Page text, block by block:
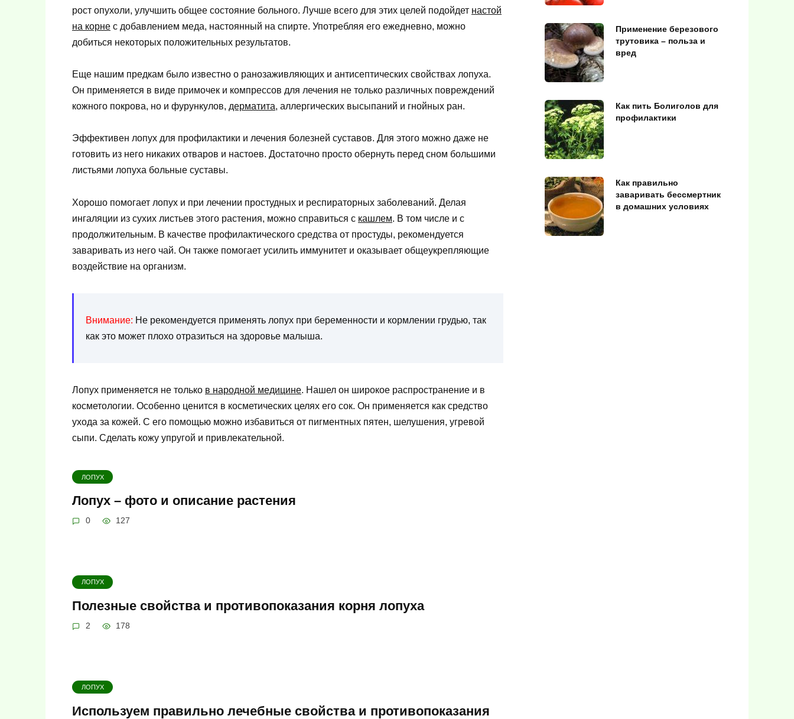
рост опухоли, улучшить общее состояние больного. Лучше всего для этих целей подойдет настой
на корне с добавлением меда, настоянный на спирте. Употребляя его ежедневно, можно
добиться некоторых положительных результатов.
Еще нашим предкам было известно о ранозаживляющих и антисептических свойствах лопуха.
Он применяется в виде примочек и компрессов для лечения не только различных повреждений
кожного покрова, но и фурункулов, дерматита, аллергических высыпаний и гнойных ран.
Эффективен лопух для профилактики и лечения болезней суставов. Для этого можно даже не
готовить из него никаких отваров и настоев. Достаточно просто обернуть перед сном большими
листьями лопуха больные суставы.
Хорошо помогает лопух и при лечении простудных и респираторных заболеваний. Делая
ингаляции из сухих листьев этого растения, можно справиться с кашлем. В том числе и с
продолжительным. В качестве профилактического средства от простуды, рекомендуется
заваривать из него чай. Он также помогает усилить иммунитет и оказывает общеукрепляющие
воздействие на организм.
Внимание: Не рекомендуется применять лопух при беременности и кормлении грудью, так
как это может плохо отразиться на здоровье малыша.
Лопух применяется не только в народной медицине. Нашел он широкое распространение и в
косметологии. Особенно ценится в косметических целях его сок. Он применяется как средство
ухода за кожей. С его помощью можно избавиться от пигментных пятен, шелушения, угревой
сыпи. Сделать кожу упругой и привлекательной.
ЛОПУХ
Лопух – фото и описание растения
0 127
ЛОПУХ
Полезные свойства и противопоказания корня лопуха
2 178
ЛОПУХ
Используем правильно лечебные свойства и противопоказания
Применение березового
трутовика – польза и
вред
Как пить Болиголов для
профилактики
Как правильно
заваривать бессмертник
в домашних условиях